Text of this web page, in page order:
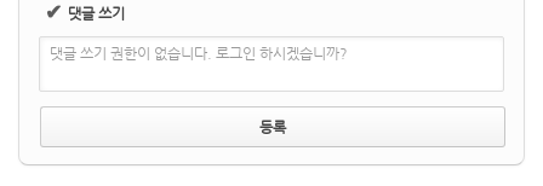
✔ 댓글 쓰기
댓글 쓰기 권한이 없습니다. 로그인 하시겠습니까?